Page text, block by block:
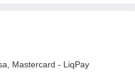
Mastercard - LiqPay